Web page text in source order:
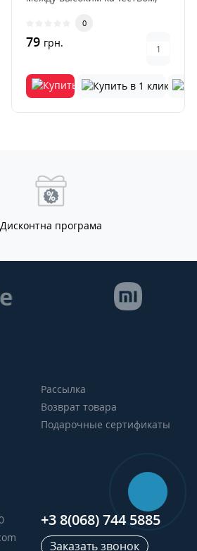
0
79 грн.
Дисконтна програма
Рассылка
Возврат товара
Подарочные сертификаты
+3 8(068) 744 5885
Заказать звонок